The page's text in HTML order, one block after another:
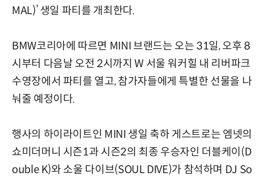
MAL)’ 생일 파티를 개최한다.
BMW코리아에 따르면 MINI 브랜드는 오는 31일, 오후 8
시부터 다음날 오전 2시까지 W 서울 워커힐 내 리버파크
수영장에서 파티를 열고, 참가자들에게 특별한 선물을 나
눠줄 예정이다.
행사의 하이라이트인 MINI 생일 축하 게스트로는 엠넷의
쇼미더머니 시즌1과 시즌2의 최종 우승자인 더블케이(D
ouble K)와 소울 다이브(SOUL DIVE)가 참석하며 DJ So